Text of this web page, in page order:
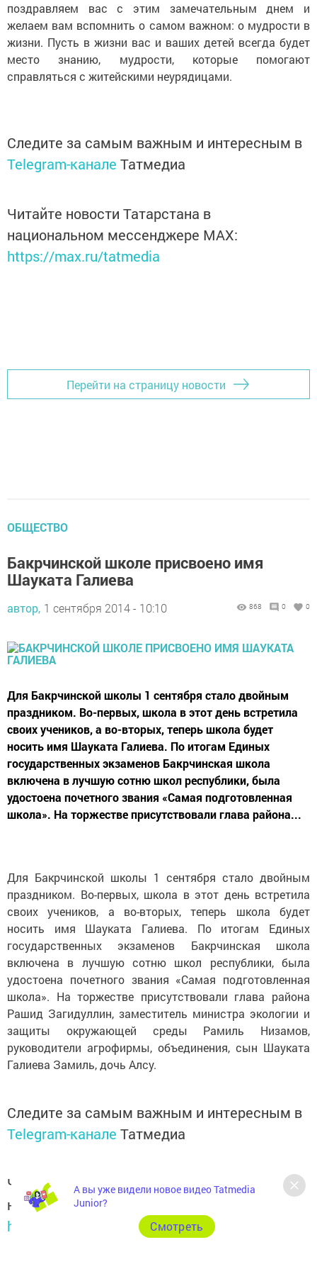
поздравляем вас с этим замечательным днем и
желаем вам вспомнить о самом важном: о мудрости в
жизни. Пусть в жизни вас и ваших детей всегда будет
место знанию, мудрости, которые помогают
справляться с житейскими неурядицами.
Следите за самым важным и интересным в
Telegram-канале Татмедиа
Читайте новости Татарстана в
национальном мессенджере MАХ:
https://max.ru/tatmedia
Перейти на страницу новости
ОБЩЕСТВО
Бакрчинской школе присвоено имя
Шауката Галиева
автор, 1 сентября 2014 - 10:10 868 0 0
Для Бакрчинской школы 1 сентября стало двойным
праздником. Во-первых, школа в этот день встретила
своих учеников, а во-вторых, теперь школа будет
носить имя Шауката Галиева. По итогам Единых
государственных экзаменов Бакрчинская школа
включена в лучшую сотню школ республики, была
удостоена почетного звания «Самая подготовленная
школа». На торжестве присутствовали глава района...
Для Бакрчинской школы 1 сентября стало двойным
праздником. Во-первых, школа в этот день встретила
своих учеников, а во-вторых, теперь школа будет
носить имя Шауката Галиева. По итогам Единых
государственных экзаменов Бакрчинская школа
включена в лучшую сотню школ республики, была
удостоена почетного звания «Самая подготовленная
школа». На торжестве присутствовали глава района
Рашид Загидуллин, заместитель министра экологии и
защиты окружающей среды Рамиль Низамов,
руководители агрофирмы, объединения, сын Шауката
Галиева Замиль, дочь Алсу.
Следите за самым важным и интересным в
Telegram-канале Татмедиа
Читайте новости Татарстана в
национальном мессенджере MАХ:
https://max.ru/tatmedia
А вы уже видели новое видео Tatmedia
Junior?
Cмотреть